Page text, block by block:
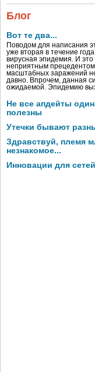
Блог
Вот те два...
Поводом для написания
уже вторая в течение
вирусная эпидемия. И это
неприятным
масштабных заражений
давно. Впрочем, данная
ожидаемой. Эпидемию
Не все апдейты
полезны
Утечки бывают
Здравствуй, племя
незнакомое...
Инновации для